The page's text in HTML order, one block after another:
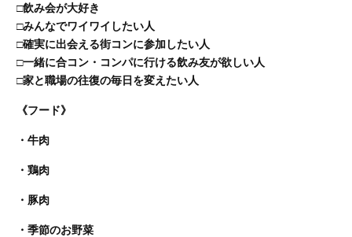
□飲み会が大好き
□みんなでワイワイしたい人
□確実に出会える街コンに参加したい人
□一緒に合コン・コンパに行ける飲み友が欲しい人
□家と職場の往復の毎日を変えたい人
《フード》
・牛肉
・鶏肉
・豚肉
・季節のお野菜